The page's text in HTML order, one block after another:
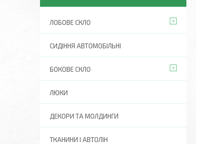
ЛОБОВЕ СКЛО
СИДІННЯ АВТОМОБІЛЬНІ
БОКОВЕ СКЛО
ЛЮКИ
ДЕКОРИ ТА МОЛДИНГИ
ТКАНИНИ І АВТОЛІН